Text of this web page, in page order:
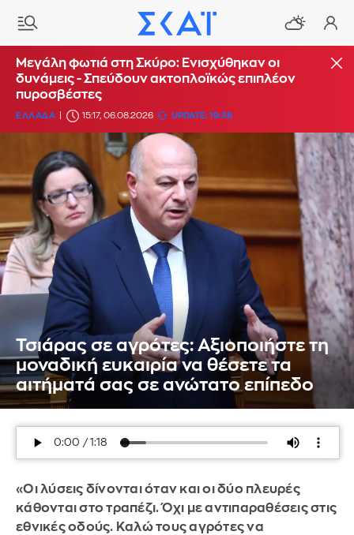
Μεγάλη φωτιά στη Σκύρο: Ενισχύθηκαν οι
δυνάμεις - Σπεύδουν ακτοπλοϊκώς επιπλέον
πυροσβέστες
ΕΛΛΑΔΑ 15:17, 06.08.2026 UPDATE: 19:38
Τσιάρας σε αγρότες: Αξιοποιήστε τη
μοναδική ευκαιρία να θέσετε τα
αιτήματά σας σε ανώτατο επίπεδο
«Οι λύσεις δίνονται όταν και οι δύο πλευρές
κάθονται στο τραπέζι. Όχι με αντιπαραθέσεις στις
εθνικές οδούς. Καλώ τους αγρότες να